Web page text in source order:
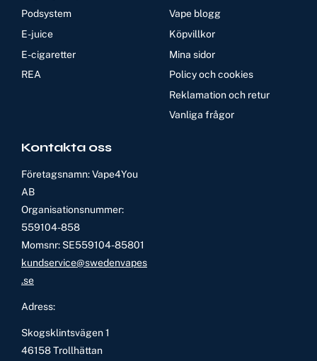
Podsystem
E-juice
E-cigaretter
REA
Vape blogg
Köpvillkor
Mina sidor
Policy och cookies
Reklamation och retur
Vanliga frågor
Kontakta oss
Företagsnamn: Vape4You
AB
Organisationsnummer:
559104-858
Momsnr: SE559104-85801
kundservice@swedenvapes
.se
Adress:
Skogsklintsvägen 1
46158 Trollhättan